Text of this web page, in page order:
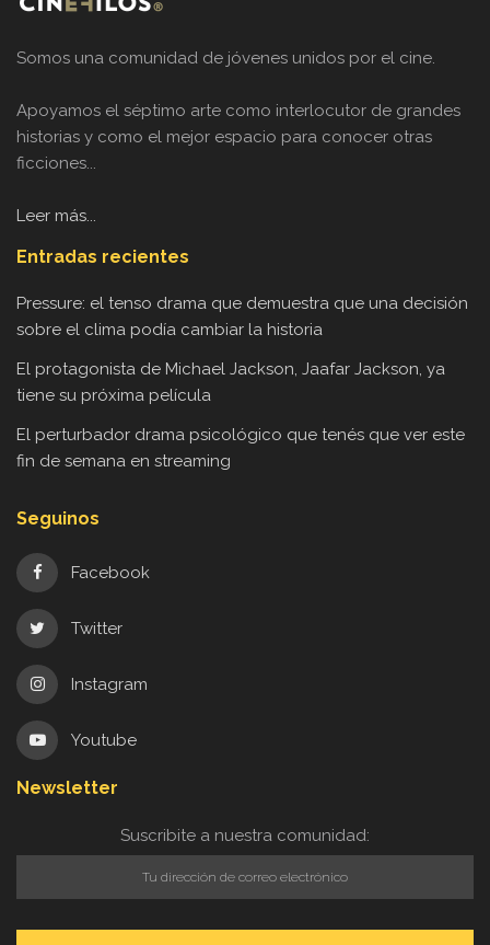
Somos una comunidad de jóvenes unidos por el cine.
Apoyamos el séptimo arte como interlocutor de grandes
historias y como el mejor espacio para conocer otras
ficciones...
Leer más...
Entradas recientes
Pressure: el tenso drama que demuestra que una decisión
sobre el clima podía cambiar la historia
El protagonista de Michael Jackson, Jaafar Jackson, ya
tiene su próxima película
El perturbador drama psicológico que tenés que ver este
fin de semana en streaming
Seguinos
Facebook
Twitter
Instagram
Youtube
Newsletter
Suscribite a nuestra comunidad: